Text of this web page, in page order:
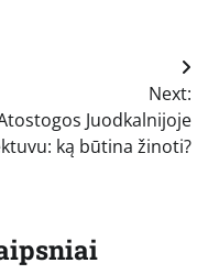
Next:
Juodkalnijoje
ką būtina žinoti?